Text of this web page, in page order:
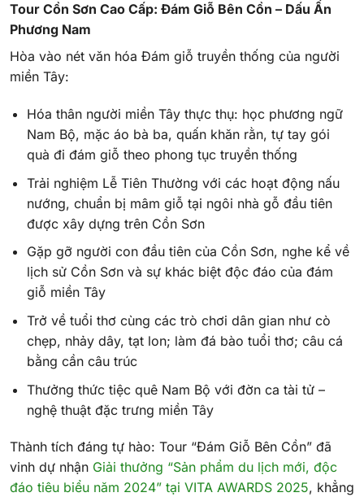
Tour Cồn Sơn Cao Cấp: Đám Giỗ Bên Cồn – Dấu Ấn
Phương Nam
Hòa vào nét văn hóa Đám giỗ truyền thống của người
miền Tây:
Hóa thân người miền Tây thực thụ: học phương ngữ
Nam Bộ, mặc áo bà ba, quấn khăn rằn, tự tay gói
quà đi đám giỗ theo phong tục truyền thống
Trải nghiệm Lễ Tiên Thường với các hoạt động nấu
nướng, chuẩn bị mâm giỗ tại ngôi nhà gỗ đầu tiên
được xây dựng trên Cồn Sơn
Gặp gỡ người con đầu tiên của Cồn Sơn, nghe kể về
lịch sử Cồn Sơn và sự khác biệt độc đáo của đám
giỗ miền Tây
Trở về tuổi thơ cùng các trò chơi dân gian như cò
chẹp, nhảy dây, tạt lon; làm đá bào tuổi thơ; câu cá
bằng cần câu trúc
Thưởng thức tiệc quê Nam Bộ với đờn ca tài tử –
nghệ thuật đặc trưng miền Tây
Thành tích đáng tự hào: Tour “Đám Giỗ Bên Cồn” đã
vinh dự nhận Giải thưởng “Sản phẩm du lịch mới, độc
đáo tiêu biểu năm 2024” tại VITA AWARDS 2025, khẳng